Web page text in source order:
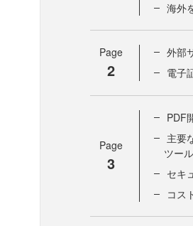
海外
Page
2
外部
電子
Page
3
PDF
主要
ツー
セキ
コス